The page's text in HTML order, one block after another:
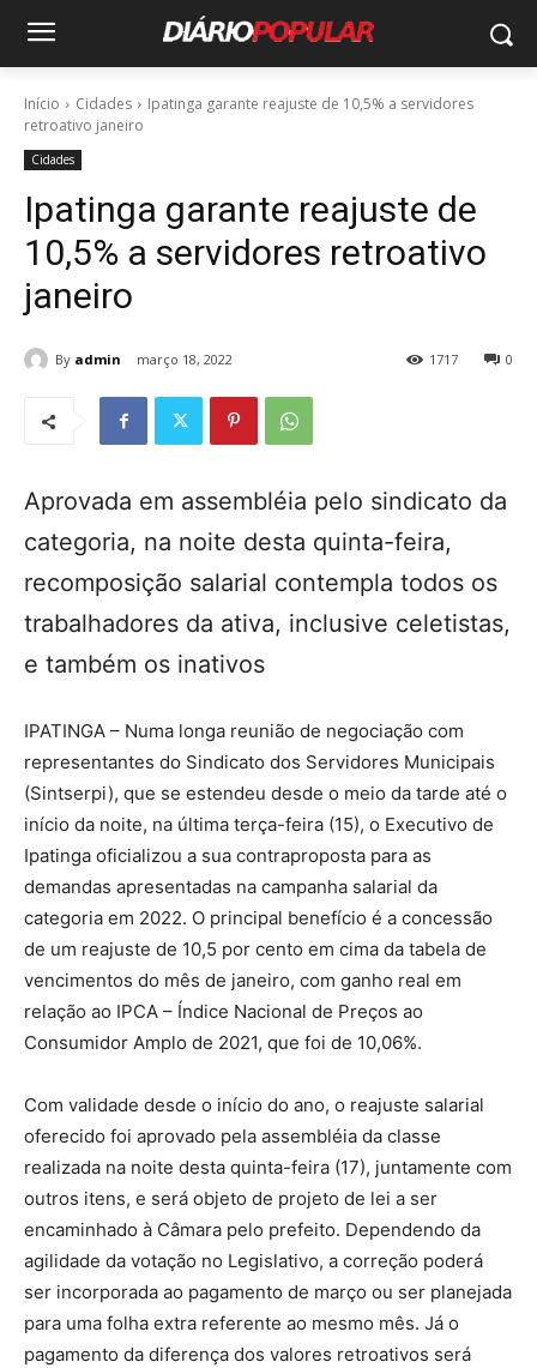
Início Cidades
Ipatinga garante reajuste de 10,5% a servidores
retroativo janeiro
Cidades
Ipatinga garante reajuste de
10,5% a servidores retroativo
janeiro
By admin março 18, 2022 0
1717
Aprovada em assembléia pelo sindicato da
categoria, na noite desta quinta-feira,
recomposição salarial contempla todos os
trabalhadores da ativa, inclusive celetistas,
e também os inativos
IPATINGA – Numa longa reunião de negociação com
representantes do Sindicato dos Servidores Municipais
(Sintserpi), que se estendeu desde o meio da tarde até o
início da noite, na última terça-feira (15), o Executivo de
Ipatinga oficializou a sua contraproposta para as
demandas apresentadas na campanha salarial da
categoria em 2022. O principal benefício é a concessão
de um reajuste de 10,5 por cento em cima da tabela de
vencimentos do mês de janeiro, com ganho real em
relação ao IPCA – Índice Nacional de Preços ao
Consumidor Amplo de 2021, que foi de 10,06%.
Com validade desde o início do ano, o reajuste salarial
oferecido foi aprovado pela assembléia da classe
realizada na noite desta quinta-feira (17), juntamente com
outros itens, e será objeto de projeto de lei a ser
encaminhado à Câmara pelo prefeito. Dependendo da
agilidade da votação no Legislativo, a correção poderá
ser incorporada ao pagamento de março ou ser planejada
para uma folha extra referente ao mesmo mês. Já o
pagamento da diferença dos valores retroativos será